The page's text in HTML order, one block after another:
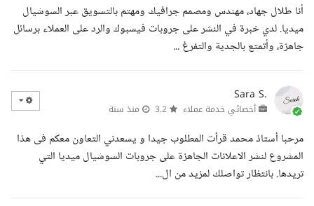
أنا طلال جهاد، مهندس ومصمم جرافيك ومهتم بالتسويق عبر السوشيال
ميديا. لدي خبرة في النشر على جروبات فيسبوك والرد على العملاء برسائل
جاهزة، وأتمتع بالجدية والتفرغ ...
Sara S.
أخصائي خدمة عملاء منذ سنة
مرحبا أستاذ محمد قرأت المطلوب جيدا و يسعدني التعاون معكم فى هذا
المشروع لنشر الاعلانات الجاهزة على جروبات السوشيال ميديا التي
تريدها. بانتظار تواصلك لمزيد من ال...